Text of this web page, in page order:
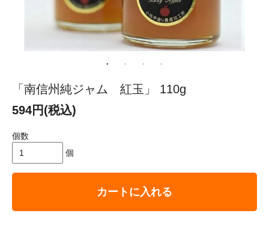
「南信州純ジャム 紅玉」 110g
594円(税込)
個数
個
カートに入れる